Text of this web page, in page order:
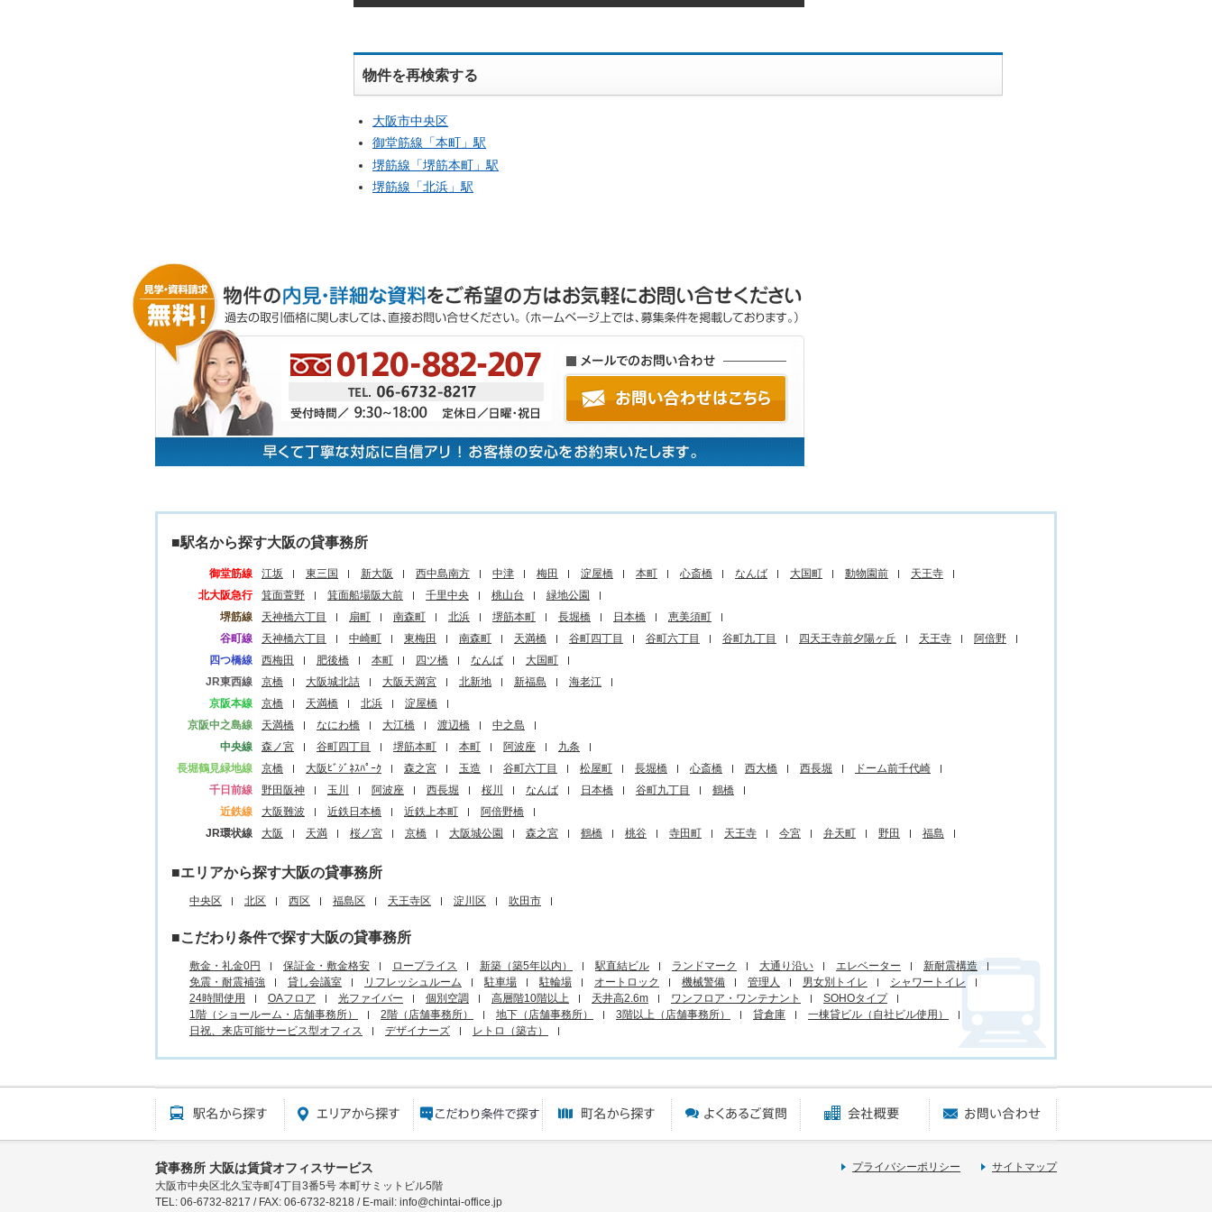
物件を再検索する
大阪市中央区
御堂筋線「本町 」駅
堺筋線「堺筋本町 」駅
堺筋線「北浜 」駅
■駅名から探す大阪の貸事務所
御堂筋線 江坂 東三国 新大阪 西中島南方 中津 梅田 淀屋橋 本町 心斎橋 なんば 大国町 動物園前
天王寺
北大阪急行
箕面萱野 箕面船場阪大前 千里中央 桃山台
緑地公園
堺筋線
天神橋六丁目 扇町 南森町 北浜 堺筋本町 長堀橋 日本橋
恵美須町
谷町線
天神橋六丁目 中崎町 東梅田 南森町 天満橋 谷町四丁目 谷町六丁目 谷町九丁目 四天王寺前夕陽ヶ丘 天王寺
阿倍野
四つ橋線
西梅田 肥後橋 本町 四ツ橋 なんば
大国町
JR東西線
京橋 大阪城北詰 大阪天満宮 北新地 新福島
海老江
京阪本線
京橋 天満橋 北浜
淀屋橋
京阪中之島線
天満橋 なにわ橋 大江橋 渡辺橋
中之島
中央線
森ノ宮 谷町四丁目 堺筋本町 本町 阿波座
九条
長堀鶴見緑地線
京橋 大阪ﾋﾞｼﾞﾈｽﾊﾟｰｸ 森之宮 玉造 谷町六丁目 松屋町 長堀橋 心斎橋 西大橋 西長堀
ドーム前千代崎
千日前線
野田阪神 玉川 阿波座 西長堀 桜川 なんば 日本橋 谷町九丁目
鶴橋
近鉄線
大阪難波 近鉄日本橋 近鉄上本町
阿倍野橋
JR環状線
大阪 天満 桜ノ宮 京橋 大阪城公園 森之宮 鶴橋 桃谷 寺田町 天王寺 今宮 弁天町 野田 福島
■エリアから探す大阪の貸事務所
中央区 北区 西区 福島区 天王寺区 淀川区 吹田市
■こだわり条件で探す大阪の貸事務所
敷金・礼金0円 保証金・敷金格安 ロープライス 新築（築5年以内） 駅直結ビル ランドマーク 大通り沿い エレベーター
新耐震構造
免震・耐震補強
貸し会議室 リフレッシュルーム 駐車場 駐輪場 オートロック 機械警備 管理人 男女別トイレ
シャワートイレ
24時間使用
OAフロア 光ファイバー 個別空調 高層階10階以上 天井高2.6m ワンフロア・ワンテナント
SOHOタイプ
1階（ショールーム・店舗事務所）
2階（店舗事務所） 地下（店舗事務所） 3階以上（店舗事務所） 貸倉庫
一棟貸ビル（自社ビル使用）
日祝、来店可能サービス型オフィス
デザイナーズ レトロ（築古）
駅名から探す所 エリアから探す 目的から探す 町名から探す 賃貸オフィスに関するご質問
会社概要
プライバシーポリシー サイトマップ
貸事務所 大阪は賃貸オフィスサービス
大阪市中央区北久宝寺町4丁目3番5号 本町サミットビル5階
TEL: 06-6732-8217 / FAX: 06-6732-8218 / E-mail: info@chintai-office.jp